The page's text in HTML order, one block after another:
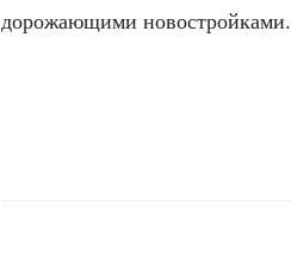
дорожающими новостройками.